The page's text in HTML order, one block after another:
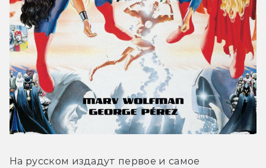
На русском издадут первое и самое